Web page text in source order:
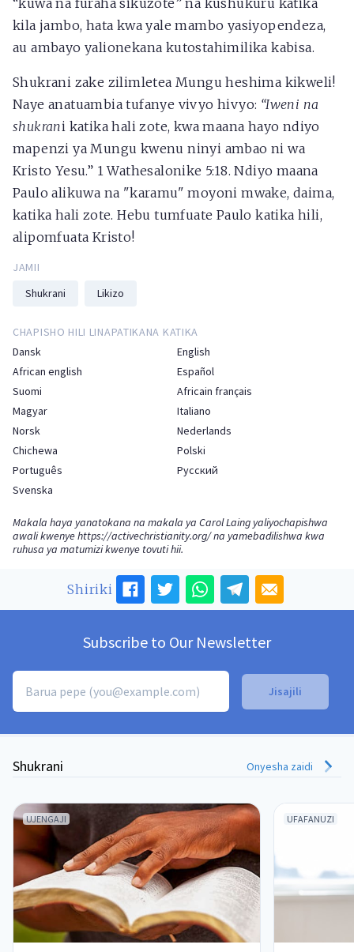
“kuwa na furaha sikuzote” na kushukuru katika
kila jambo, hata kwa yale mambo yasiyopendeza,
au ambayo yalionekana kutostahimilika kabisa.
Shukrani zake zilimletea Mungu heshima kikweli!
Naye anatuambia tufanye vivyo hivyo: “Iweni na
shukrani katika hali zote, kwa maana hayo ndiyo
mapenzi ya Mungu kwenu ninyi ambao ni wa
Kristo Yesu.” 1 Wathesalonike 5:18. Ndiyo maana
Paulo alikuwa na "karamu" moyoni mwake, daima,
katika hali zote. Hebu tumfuate Paulo katika hili,
alipomfuata Kristo!
JAMII
Shukrani
Likizo
CHAPISHO HILI LINAPATIKANA KATIKA
Dansk
English
African english
Español
Suomi
Africain français
Magyar
Italiano
Norsk
Nederlands
Chichewa
Polski
Português
Русский
Svenska
Makala haya yanatokana na makala ya Carol Laing yaliyochapishwa
awali kwenyehttps://activechristianity.org/na yamebadilishwa kwa
ruhusa ya matumizi kwenye tovuti hii.
Shiriki
Subscribe to Our Newsletter
Shukrani Onyesha zaidi
UJENGAJI UFAFANUZI